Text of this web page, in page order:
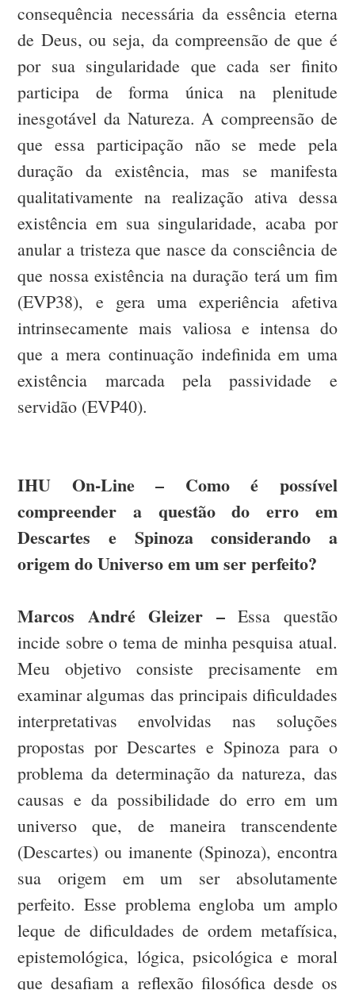
consequência necessária da essência eterna
de Deus, ou seja, da compreensão de que é
por sua singularidade que cada ser finito
participa de forma única na plenitude
inesgotável da Natureza. A compreensão de
que essa participação não se mede pela
duração da existência, mas se manifesta
qualitativamente na realização ativa dessa
existência em sua singularidade, acaba por
anular a tristeza que nasce da consciência de
que nossa existência na duração terá um fim
(EVP38), e gera uma experiência afetiva
intrinsecamente mais valiosa e intensa do
que a mera continuação indefinida em uma
existência marcada pela passividade e
servidão (EVP40).
IHU On-Line – Como é possível
compreender a questão do erro em
Descartes e Spinoza considerando a
origem do Universo em um ser perfeito?
Marcos André Gleizer –Essa questão
incide sobre o tema de minha pesquisa atual.
Meu objetivo consiste precisamente em
examinar algumas das principais dificuldades
interpretativas envolvidas nas soluções
propostas por Descartes e Spinoza para o
problema da determinação da natureza, das
causas e da possibilidade do erro em um
universo que, de maneira transcendente
(Descartes) ou imanente (Spinoza), encontra
sua origem em um ser absolutamente
perfeito. Esse problema engloba um amplo
leque de dificuldades de ordem metafísica,
epistemológica, lógica, psicológica e moral
que desafiam a reflexão filosófica desde os